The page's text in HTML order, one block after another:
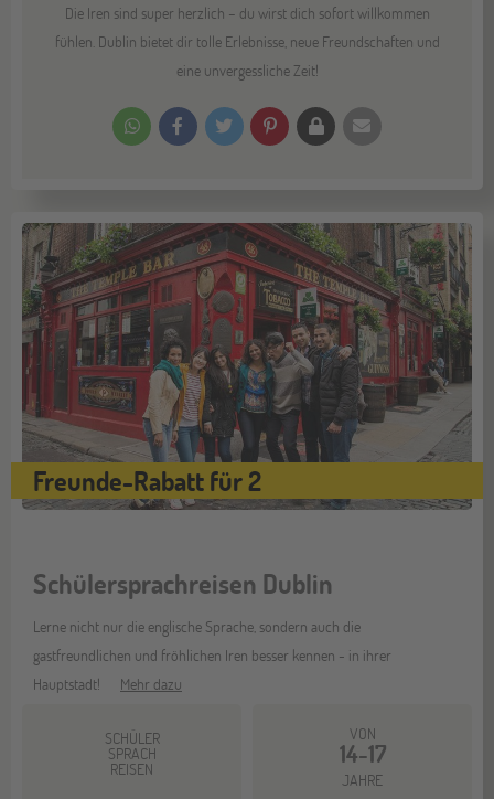
Die Iren sind super herzlich – du wirst dich sofort willkommen
fühlen. Dublin bietet dir tolle Erlebnisse, neue Freundschaften und
eine unvergessliche Zeit!
Freunde-Rabatt für 2
Schülersprachreisen Dublin
Lerne nicht nur die englische Sprache, sondern auch die
gastfreundlichen und fröhlichen Iren besser kennen - in ihrer
Hauptstadt!
Mehr dazu
SCHÜLER
SPRACH
REISEN
VON
14-17
JAHRE